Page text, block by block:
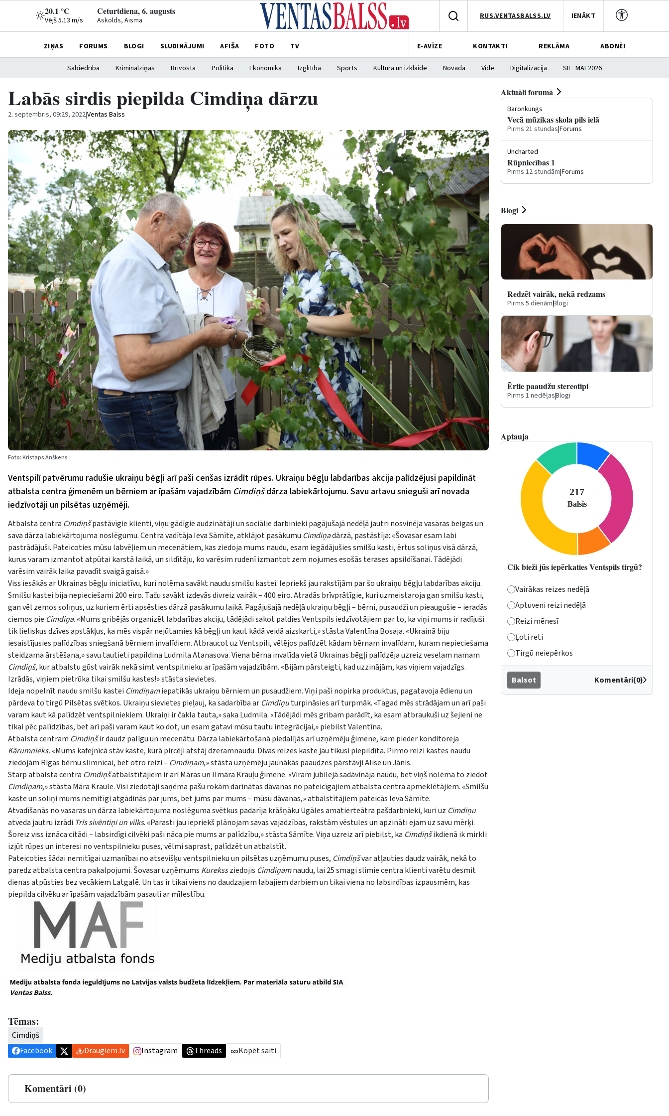
20.1 °C
Vējš 5.13 m/s
Ceturtdiena, 6. augusts
Askolds, Aisma RUS.VENTASBALSS.LV IENĀKT
ZIŅAS FORUMS BLOGI SLUDINĀJUMI AFIŠA FOTO TV E-AVĪZE KONTAKTI REKLĀMA ABONĒ!
Sabiedrība Kriminālziņas Brīvosta Politika Ekonomika Izglītība Sports Kultūra un izklaide Novadā Vide Digitalizācija SIF_MAF2026
Labās sirdis piepilda Cimdiņa dārzu
2. septembris, 09:29, 2022|Ventas Balss
Foto: Kristaps Anškens
Ventspilī patvērumu radušie ukraiņu bēgļi arī paši cenšas izrādīt rūpes. Ukraiņu bēgļu labdarības akcija palīdzējusi papildināt
atbalsta centra ģimenēm un bērniem ar īpašām vajadzībām Cimdiņšdārza labiekārtojumu. Savu artavu snieguši arī novada
iedzīvotāji un pilsētas uzņēmēji.
Atbalsta centra Cimdiņšpastāvīgie klienti, viņu gādīgie audzinātāji un sociālie darbinieki pagājušajā nedēļā jautri nosvinēja vasaras beigas un
sava dārza labiekārtojuma noslēgumu. Centra vadītāja Ieva Sāmīte, atklājot pasākumu Cimdiņadārzā, pastāstīja: «Šovasar esam labi
pastrādājuši. Pateicoties mūsu labvēļiem un mecenātiem, kas ziedoja mums naudu, esam iegādājušies smilšu kasti, ērtus soliņus visā dārzā,
kurus varam izmantot atpūtai karstā laikā, un sildītāju, ko varēsim rudenī izmantot zem nojumes esošās terases apsildīšanai. Tādējādi
varēsim vairāk laika pavadīt svaigā gaisā.»
Viss iesākās ar Ukrainas bēgļu iniciatīvu, kuri nolēma savākt naudu smilšu kastei. Iepriekš jau rakstījām par šo ukraiņu bēgļu labdarības akciju.
Smilšu kastei bija nepieciešami 200 eiro. Taču savākt izdevās divreiz vairāk – 400 eiro. Atradās brīvprātīgie, kuri uzmeistaroja gan smilšu kasti,
gan vēl zemos soliņus, uz kuriem ērti apsēsties dārzā pasākumu laikā. Pagājušajā nedēļā ukraiņu bēgļi – bērni, pusaudži un pieaugušie – ieradās
ciemos pie Cimdiņa. «Mums gribējās organizēt labdarības akciju, tādējādi sakot paldies Ventspils iedzīvotājiem par to, ka viņi mums ir radījuši
tik lieliskus dzīves apstākļus, ka mēs vispār nejūtamies kā bēgļi un kaut kādā veidā aizskarti,» stāsta Valentīna Bosaja. «Ukrainā biju
iesaistījusies palīdzības sniegšanā bērniem invalīdiem. Atbraucot uz Ventspili, vēlējos palīdzēt kādam bērnam invalīdam, kuram nepieciešama
steidzama ārstēšana,» savu tautieti papildina Ludmila Atanasova. Viena bērna invalīda vietā Ukrainas bēgļi palīdzēja uzreiz veselam namam
Cimdiņš, kur atbalstu gūst vairāk nekā simt ventspilnieku ar īpašām vajadzībām. «Bijām pārsteigti, kad uzzinājām, kas viņiem vajadzīgs.
Izrādās, viņiem pietrūka tikai smilšu kastes!» stāsta sievietes.
Ideja nopelnīt naudu smilšu kastei Cimdiņamiepatikās ukraiņu bērniem un pusaudžiem. Viņi paši nopirka produktus, pagatavoja ēdienu un
pārdeva to tirgū Pilsētas svētkos. Ukraiņu sievietes pieļauj, ka sadarbība ar Cimdiņuturpināsies arī turpmāk. «Tagad mēs strādājam un arī paši
varam kaut kā palīdzēt ventspilniekiem. Ukraiņi ir čakla tauta,» saka Ludmila. «Tādējādi mēs gribam parādīt, ka esam atbraukuši uz šejieni ne
tikai pēc palīdzības, bet arī paši varam kaut ko dot, un esam gatavi mūsu tautu integrācijai,» piebilst Valentīna.
Atbalsta centram Cimdiņšir daudz palīgu un mecenātu. Dārza labiekārtošanā piedalījās arī uzņēmēju ģimene, kam pieder konditoreja
Kārumnieks. «Mums kafejnīcā stāv kaste, kurā pircēji atstāj dzeramnaudu. Divas reizes kaste jau tikusi piepildīta. Pirmo reizi kastes naudu
ziedojām Rīgas bērnu slimnīcai, bet otro reizi – Cimdiņam,» stāsta uzņēmēju jaunākās paaudzes pārstāvji Alise un Jānis.
Starp atbalsta centra Cimdiņšatbalstītājiem ir arī Māras un Ilmāra Krauļu ģimene. «Vīram jubilejā sadāvināja naudu, bet viņš nolēma to ziedot
Cimdiņam,» stāsta Māra Kraule. Visi ziedotāji saņēma pašu rokām darinātas dāvanas no pateicīgajiem atbalsta centra apmeklētājiem. «Smilšu
kaste un soliņi mums nemitīgi atgādinās par jums, bet jums par mums – mūsu dāvanas,» atbalstītājiem pateicās Ieva Sāmīte.
Atvadīšanās no vasaras un dārza labiekārtojuma noslēguma svētkus padarīja krāšņāku Ugāles amatierteātra pašdarbnieki, kuri uz Cimdiņu
atveda jautru izrādi Trīs sivēntiņi un vilks. «Parasti jau iepriekš plānojam savas vajadzības, rakstām vēstules un apzināti ejam uz savu mērķi.
Šoreiz viss iznāca citādi – labsirdīgi cilvēki paši nāca pie mums ar palīdzību,» stāsta Sāmīte. Viņa uzreiz arī piebilst, ka Cimdiņšikdienā ik mirkli
izjūt rūpes un interesi no ventspilnieku puses, vēlmi saprast, palīdzēt un atbalstīt.
Pateicoties šādai nemitīgai uzmanībai no atsevišķu ventspilnieku un pilsētas uzņēmumu puses, Cimdiņšvar atļauties daudz vairāk, nekā to
paredz atbalsta centra pakalpojumi. Šovasar uzņēmums Kurekssziedojis Cimdiņamnaudu, lai 25 smagi slimie centra klienti varētu desmit
dienas atpūsties bez vecākiem Latgalē. Un tas ir tikai viens no daudzajiem labajiem darbiem un tikai viena no labsirdības izpausmēm, kas
piepilda cilvēku ar īpašām vajadzībām pasauli ar mīlestību.
Tēmas:
Cimdiņš
Facebook
Draugiem.lv Instagram Threads Kopēt saiti
Komentāri (0)
Aktuāli forumā
Baronkungs
Vecā mūzikas skola pils ielā
Pirms 21 stundas|Forums
Uncharted
Rūpniecības 1
Pirms 12 stundām|Forums
Blogi
Redzēt vairāk, nekā redzams
Pirms 5 dienām|Blogi
Ērtie paaudžu stereotipi
Pirms 1 nedēļas|Blogi
Aptauja
Cik bieži jūs iepērkaties Ventspils tirgū?
Vairākas reizes nedēļā
Aptuveni reizi nedēļā
Reizi mēnesī
Ļoti reti
Tirgū neiepērkos
Balsot Komentāri(0)